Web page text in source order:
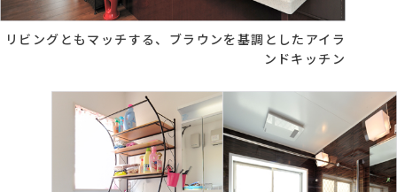
リビングともマッチする、ブラウンを基調としたアイラ
ンドキッチン